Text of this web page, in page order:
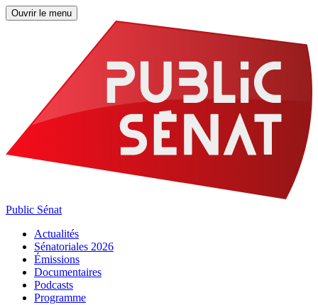
Ouvrir le menu
Public Sénat
Actualités
Sénatoriales 2026
Émissions
Documentaires
Podcasts
Programme